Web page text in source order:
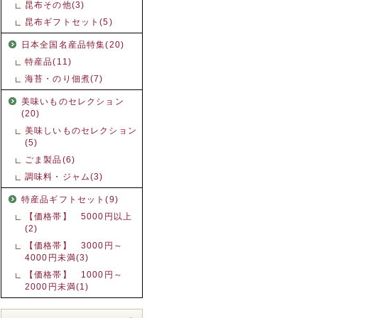
昆布その他(3)
昆布ギフトセット(5)
日本全国名産品特集(20)
特産品(11)
海苔・のり佃煮(7)
美味いものセレクション
(20)
美味しいものセレクション
(5)
ごま製品(6)
調味料・ジャム(3)
特産品ギフトセット(9)
【価格帯】 5000円以上
(2)
【価格帯】 3000円～
4000円未満(3)
【価格帯】 1000円～
2000円未満(1)